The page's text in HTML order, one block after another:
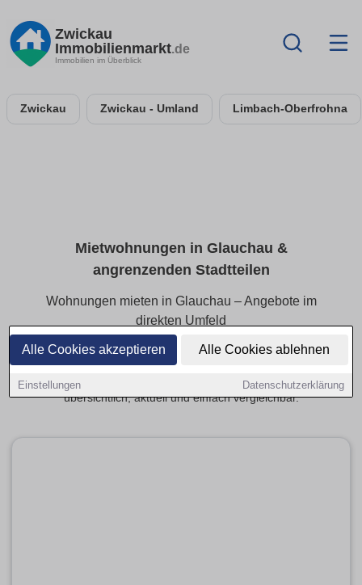
Alle Cookies akzeptieren Alle Cookies ablehnen
Einstellungen Datenschutzerklärung
Zwickau
Immobilienmarkt.de
Immobilien im Überblick
Zwickau Zwickau - Umland Limbach-Oberfrohna
Mietwohnungen in Glauchau &
angrenzenden Stadtteilen
Wohnungen mieten in Glauchau – Angebote im
direkten Umfeld
Finden Sie Mietwohnungen in Glauchau und den
angrenzenden Stadtteilen. Mit wenigen Klicks entdecken Sie
passende Wohnungsangebote ganz in Ihrer Nähe –
übersichtlich, aktuell und einfach vergleichbar.